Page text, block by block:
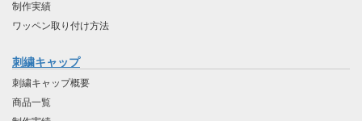
制作実績
ワッペン取り付け方法
刺繍キャップ
刺繍キャップ概要
商品一覧